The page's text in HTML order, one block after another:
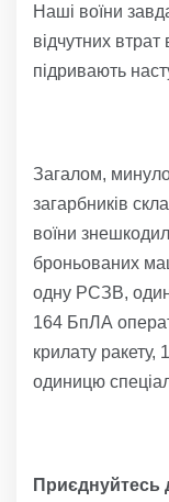
Наші воїни
відчутних втрат
підривають
Загалом,
загарбників
воїни
броньованих
одну РСЗВ, один
164 БпЛА
крилату ракету,
одиницю